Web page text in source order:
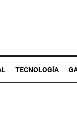
TECNOLOGÍA